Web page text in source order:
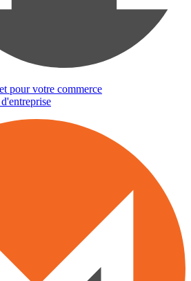
pour votre commerce